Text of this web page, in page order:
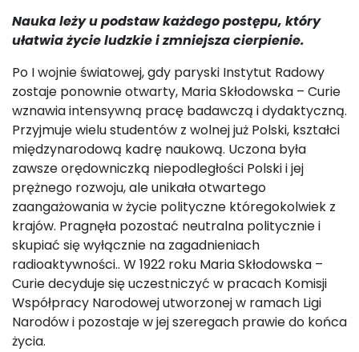
Nauka leży u podstaw każdego postępu, który
ułatwia życie ludzkie i zmniejsza cierpienie.
Po I wojnie światowej, gdy paryski Instytut Radowy
zostaje ponownie otwarty, Maria Skłodowska – Curie
wznawia intensywną pracę badawczą i dydaktyczną.
Przyjmuje wielu studentów z wolnej już Polski, kształci
międzynarodową kadrę naukową. Uczona była
zawsze orędowniczką niepodległości Polski i jej
prężnego rozwoju, ale unikała otwartego
zaangażowania w życie polityczne któregokolwiek z
krajów. Pragnęła pozostać neutralna politycznie i
skupiać się wyłącznie na zagadnieniach
radioaktywności.. W 1922 roku Maria Skłodowska –
Curie decyduje się uczestniczyć w pracach Komisji
Współpracy Narodowej utworzonej w ramach Ligi
Narodów i pozostaje w jej szeregach prawie do końca
życia.